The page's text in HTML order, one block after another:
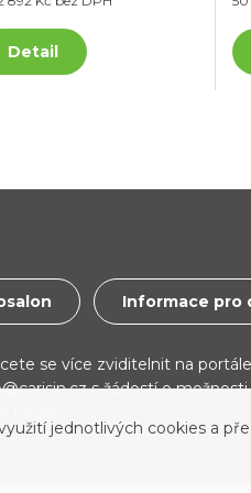
Detail
Informace pro
se více zviditelnit na
s žádostí o
jednotlivých cookies a